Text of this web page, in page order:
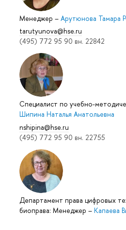
Менеджер – Арутюнова Тамара
tarutyunova@hse.ru
(495) 772 95 90 вн. 22842
Специалист по учебно-
Шипина Наталья Анатольевна
nshipina@hse.ru
(495) 772 95 90 вн. 22755
Департамент права цифровых
биоправа: Менеджер – Капаева